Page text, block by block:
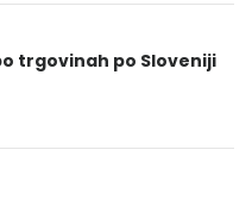
trgovinah po Sloveniji